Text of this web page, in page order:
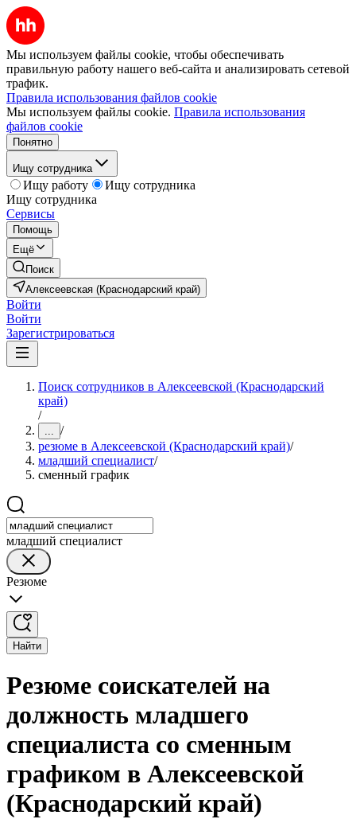
Мы используем файлы cookie, чтобы обеспечивать
правильную работу нашего веб-сайта и анализировать сетевой
трафик.
Правила использования файлов cookie
Мы используем файлы cookie. Правила использования
файлов cookie
Понятно
Ищу сотрудника
Ищу работу
Ищу сотрудника
Ищу сотрудника
Сервисы
Помощь
Ещё
Поиск
Алексеевская (Краснодарский край)
Войти
Войти
Зарегистрироваться
Поиск сотрудников в Алексеевской (Краснодарский
край)
/
... /
резюме в Алексеевской (Краснодарский край)/
младший специалист/
сменный график
младший специалист
Резюме
Найти
Резюме соискателей на
должность младшего
специалиста со сменным
графиком в Алексеевской
(Краснодарский край)